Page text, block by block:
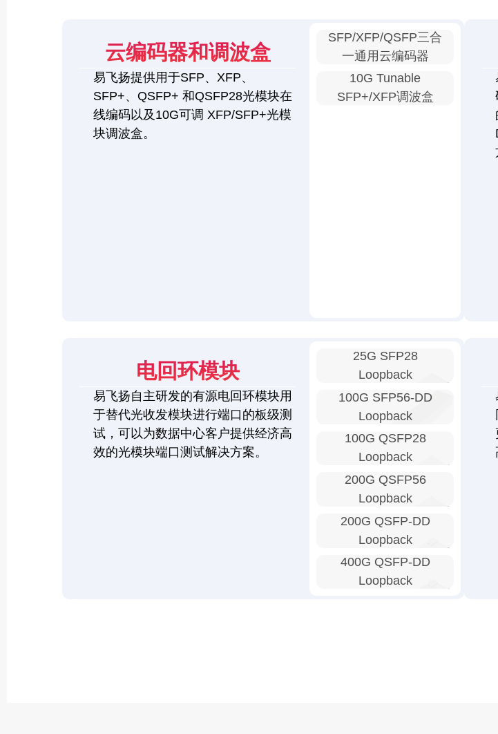
云编码器和调波盒
易飞扬提供用于SFP、XFP、
SFP+、QSFP+ 和QSFP28光模块在
线编码以及10G可调 XFP/SFP+光模
块调波盒。
SFP/XFP/QSFP三合
一通用云编码器
10G Tunable
SFP+/XFP调波盒
电回环模块
易飞扬自主研发的有源电回环模块用
于替代光收发模块进行端口的板级测
试，可以为数据中心客户提供经济高
效的光模块端口测试解决方案。
25G SFP28
Loopback
100G SFP56-DD
Loopback
100G QSFP28
Loopback
200G QSFP56
Loopback
200G QSFP-DD
Loopback
400G QSFP-DD
Loopback